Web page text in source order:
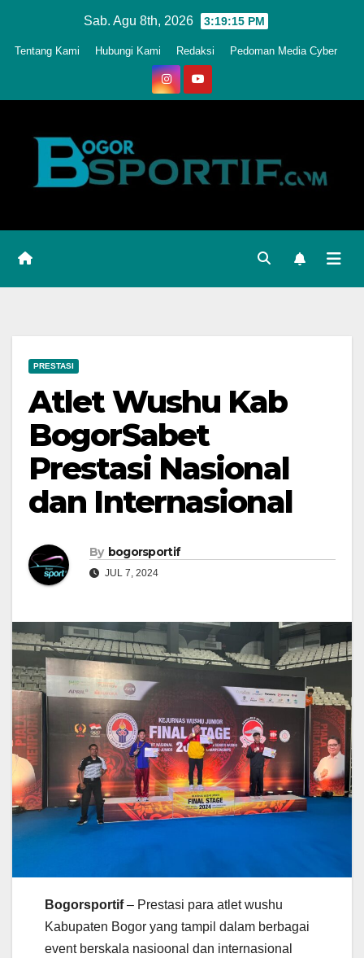
Sab. Agu 8th, 2026 3:19:17 PM
Tentang Kami Hubungi Kami Redaksi Pedoman Media Cyber
PRESTASI
Atlet Wushu Kab
BogorSabet
Prestasi Nasional
dan Internasional
By bogorsportif
JUL 7, 2024
Bogorsportif– Prestasi para atlet wushu
Kabupaten Bogor yang tampil dalam berbagai
event berskala nasioonal dan internasional